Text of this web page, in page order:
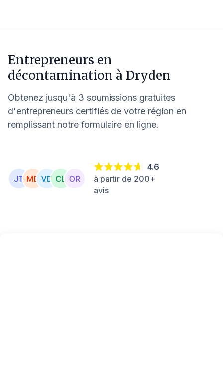
Entrepreneurs en
décontamination à Dryden
Obtenez jusqu'à 3 soumissions gratuites
d'entrepreneurs certifiés de votre région en
remplissant notre formulaire en ligne.
4.6
à partir de 200+
avis